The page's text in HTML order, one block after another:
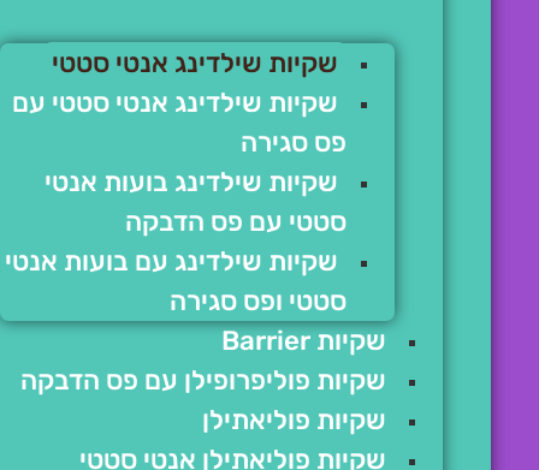
שקיות שילדינג אנטי סטטי
שקיות שילדינג אנטי סטטי עם
פס סגירה
שקיות שילדינג בועות אנטי
סטטי עם פס הדבקה
שקיות שילדינג עם בועות אנטי
סטטי ופס סגירה
שקיות Barrier
שקיות פוליפרופילן עם פס הדבקה
שקיות פוליאתילן
שקיות פוליאתילן אנטי סטטי